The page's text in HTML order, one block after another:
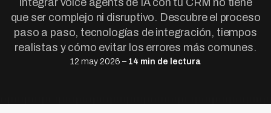
Integrar voice agents de IA con tu CRM no tiene
que ser complejo ni disruptivo. Descubre el proceso
paso a paso, tecnologías de integración, tiempos
realistas y cómo evitar los errores más comunes.
12 may 2026 – 14 min de lectura